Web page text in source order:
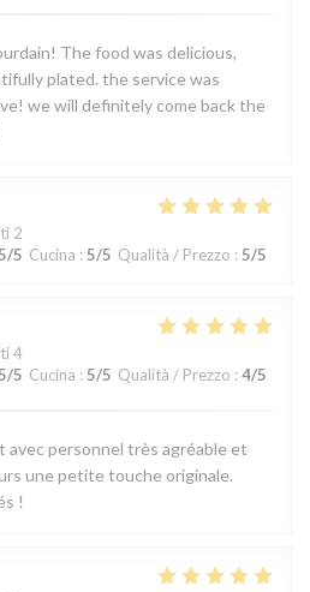
The food was delicious,
plated. the service was
we will definitely come back the
2
/5 Cucina : 5/5 Qualità / Prezzo : 5/5
4
/5 Cucina : 5/5 Qualità / Prezzo : 4/5
personnel très agréable et
une petite touche originale.
!